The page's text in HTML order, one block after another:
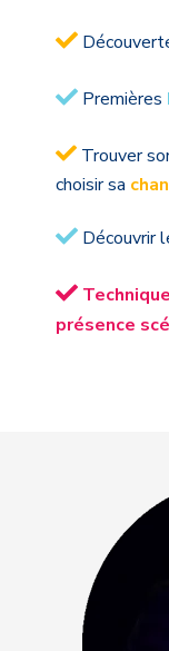
Premières
Trouver
choisir sa
Découvrir
présence